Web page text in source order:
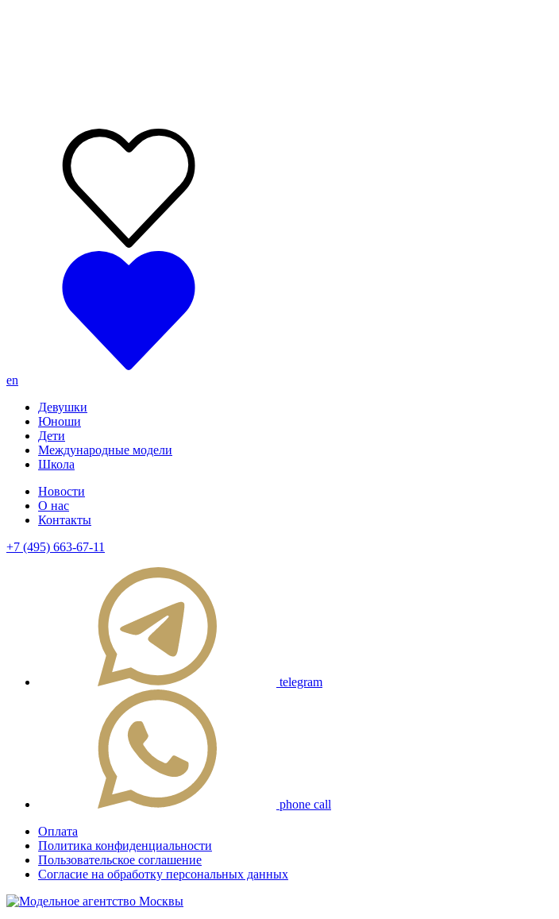
en
Девушки
Юноши
Дети
Международные модели
Школа
Новости
О нас
Контакты
+7 (495) 663-67-11
telegram
phone call
Оплата
Политика конфиденциальности
Пользовательское соглашение
Согласие на обработку персональных данных